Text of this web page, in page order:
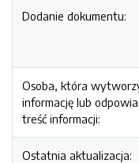
Dodanie dokumentu:
Osoba, która
informację lub
treść informacji:
Ostatnia aktualizacja: